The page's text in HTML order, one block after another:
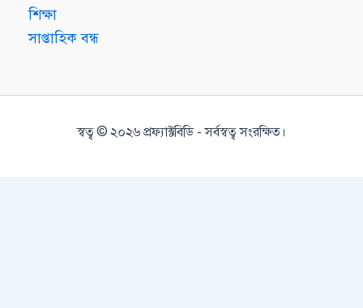
শিক্ষা
সাপ্তাহিক বন্ধ
স্বত্ব © ২০২৬ প্রফ্যাক্টবিডি - সর্বস্বত্ব সংরক্ষিত।